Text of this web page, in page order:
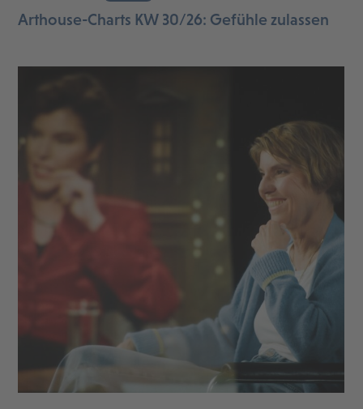
Arthouse-Charts KW 30/26: Gefühle zulassen